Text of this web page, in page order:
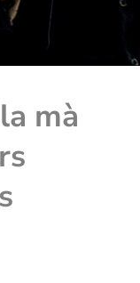
mà